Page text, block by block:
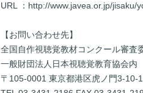
URL ： http://www.javea.or.jp/jisaku/
【お問い合わせ先】
全国自作視聴覚教材コンクール審査
一般財団法人日本視聴覚教育協会内
〒105-0001 東京都港区虎ノ門3-10-